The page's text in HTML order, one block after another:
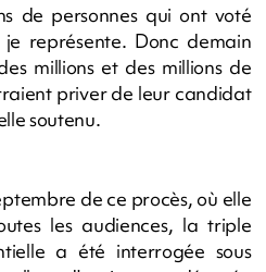
de personnes qui ont voté
représente. Donc demain
millions et des millions de
priver de leur candidat
soutenu.
de ce procès, où elle
les audiences, la triple
a été interrogée sous